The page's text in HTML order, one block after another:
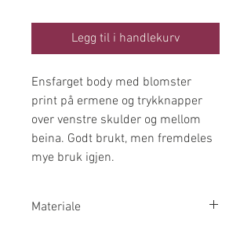
Legg til i handlekurv
Ensfarget body med blomster
print på ermene og trykknapper
over venstre skulder og mellom
beina. Godt brukt, men fremdeles
mye bruk igjen.
Materiale